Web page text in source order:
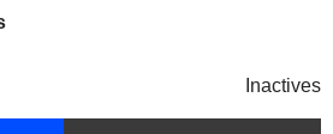
Inactives